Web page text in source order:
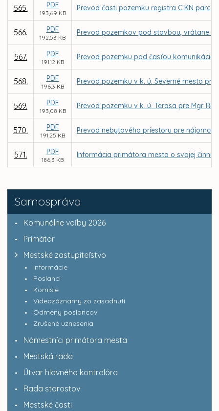
Samospráva
Komunálne voľby 2026
Primátor
Mestské zastupiteľstvo
Informácie
Poslanci
Komisie
Videozáznamy zo zasadnutí
Odmeny poslancov
Zrušené uznesenia
Námestníci primátora mesta
Mestská rada
Útvar hlavného kontrolóra
Rada starostov
Mestské časti
565. PDF
193,69 KB
Prevod časti pozemku registra C KN parc.
566. PDF
192,53 KB
Prevod pozemkov pod stavbou, vrátane
567. PDF
191,12 KB
Prevod pozemku pod časťou komunikácie
568. PDF
196,3 KB
Prevod pozemku v k. ú. Severné mesto
569. PDF
193,08 KB
Prevod pozemku v k. ú. Terasa pre Mgr.
570. PDF
191,25 KB
Prevod nebytového priestoru pre nájomcu
571. PDF
186,3 KB
Informácia primátora mesta o svojej